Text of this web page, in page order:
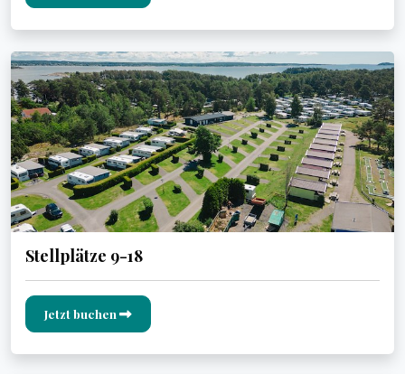
Stellplätze 9-18
Jetzt buchen